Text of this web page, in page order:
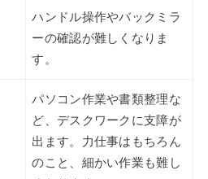
ハンドル操作やバックミラ
ーの確認が難しくなりま
す。
パソコン作業や書類整理な
ど、デスクワークに支障が
出ます。力仕事はもちろん
のこと、細かい作業も難し